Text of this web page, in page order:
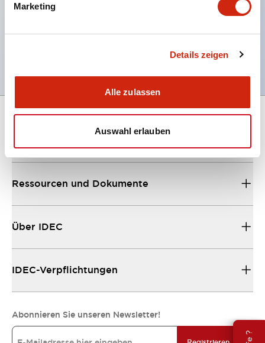
Marketing
Details zeigen
Alle zulassen
Auswahl erlauben
Einfaches Verbinden der Einheiten und Einbau in
Ressourcen und Dokumente
Über IDEC
IDEC-Verpflichtungen
Abonnieren Sie unseren Newsletter!